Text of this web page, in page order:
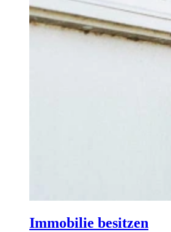
Immobilie besitzen